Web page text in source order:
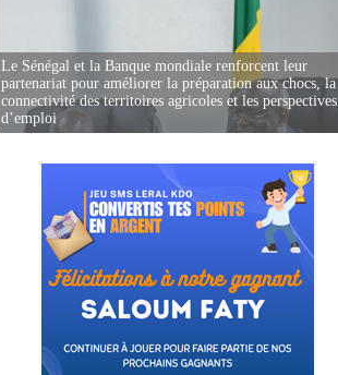
Le Sénégal et la Banque mondiale renforcent leur
partenariat pour améliorer la préparation aux chocs, la
connectivité des territoires agricoles et les perspectives
d’emploi